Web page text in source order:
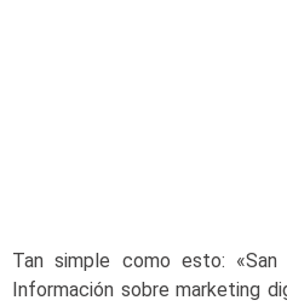
Tan simple como esto: «San
Información sobre marketing